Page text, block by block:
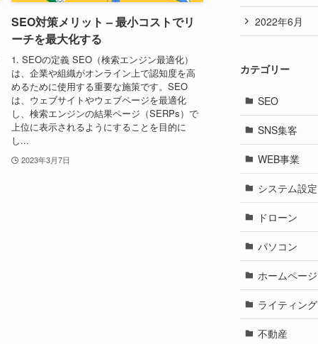
SEO対策メリット – 最小コストでリ
ーチを最大化する
1. SEOの定義 SEO（検索エンジン最適化）
は、企業や組織がオンライン上で認知度を高
めるために使用する重要な施策です。SEO
は、ウェブサイトやウェブページを最適化
し、検索エンジンの結果ページ（SERPs）で
上位に表示されるようにすることを目的に
し...
2023年3月7日
2022年6月
カテゴリー
SEO
SNS集客
WEB事業
システム設定
ドローン
パソコン
ホームページ
ライティング
不動産